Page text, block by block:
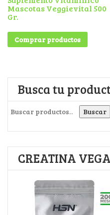
Mascotas Veggievital 500
Gr.
Comprar productos
Busca tu
Buscar
CREATINA